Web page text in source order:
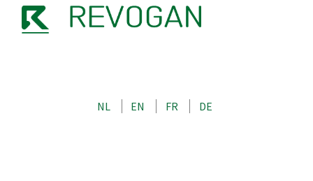
NL EN FR DE